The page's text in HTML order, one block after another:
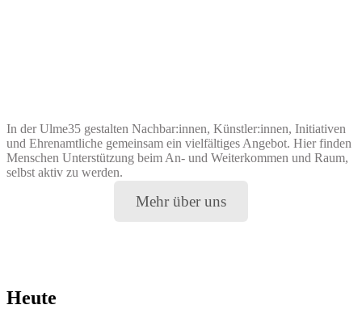
In der Ulme35 gestalten Nachbar:innen, Künstler:innen, Initiativen
und Ehrenamtliche gemeinsam ein vielfältiges Angebot. Hier finden
Menschen Unterstützung beim An- und Weiterkommen und Raum,
selbst aktiv zu werden.
Mehr über uns
Heute